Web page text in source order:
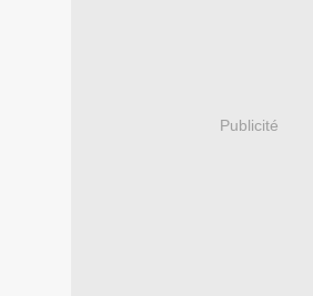
Publicité